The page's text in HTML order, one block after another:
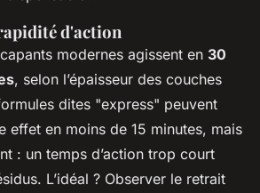
d'action
modernes agissent en 30
, selon l’épaisseur des couches
dites "express" peuvent
effet en moins de 15 minutes, mais
: un temps d’action trop court
L’idéal ? Observer le retrait